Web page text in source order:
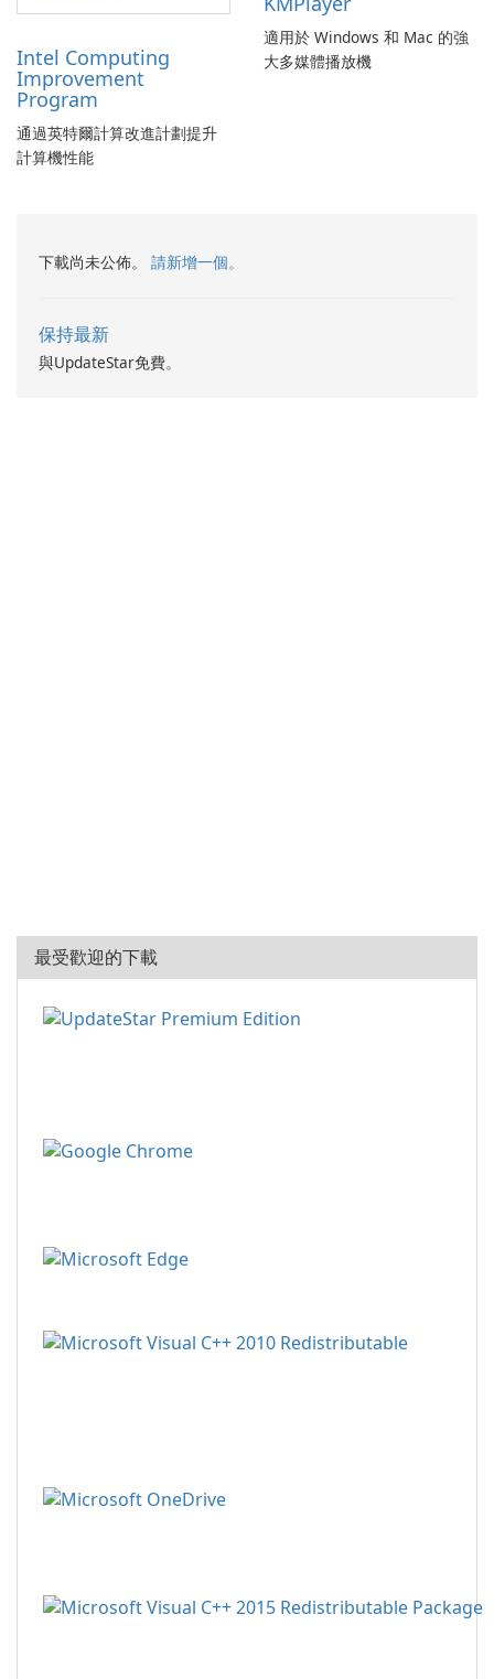
Intel Computing
Improvement
Program
通過英特爾計算改進計劃提升
計算機性能
適用於 Windows 和 Mac 的強
大多媒體播放機
下載尚未公佈。 請新增一個。
保持最新
與UpdateStar免費。
最受歡迎的下載